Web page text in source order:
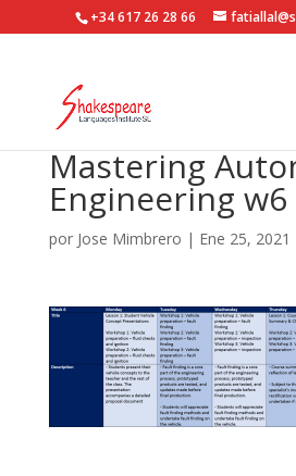
+34 617 26 28 66
Mastering
Engineering w6
por Jose Mimbrero | Ene 25, 2021